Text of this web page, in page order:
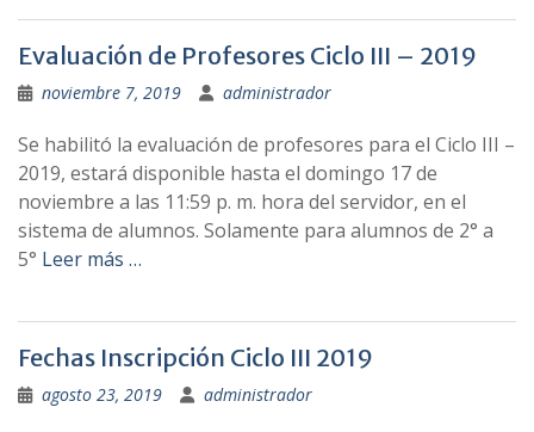
Evaluación de Profesores Ciclo III – 2019
noviembre 7, 2019 administrador
Se habilitó la evaluación de profesores para el Ciclo III –
2019, estará disponible hasta el domingo 17 de
noviembre a las 11:59 p. m. hora del servidor, en el
sistema de alumnos. Solamente para alumnos de 2° a
5° Leer más …
Fechas Inscripción Ciclo III 2019
agosto 23, 2019 administrador